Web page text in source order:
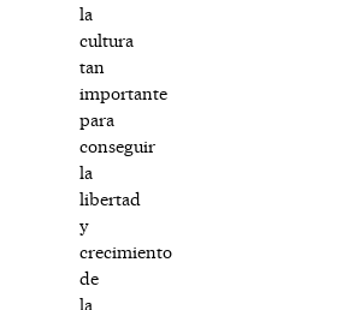
la
cultura
tan
importante
para
conseguir
la
libertad
y
crecimiento
de
la